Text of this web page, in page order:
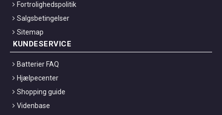
Fortrolighedspolitik
Salgsbetingelser
Sitemap
KUNDESERVICE
Batterier FAQ
Hjælpecenter
Shopping guide
Videnbase